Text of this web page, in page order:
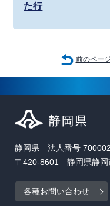
た行
前のペー
静岡県 法人番号
〒420-8601 静岡県静岡
各種お問い合わせ